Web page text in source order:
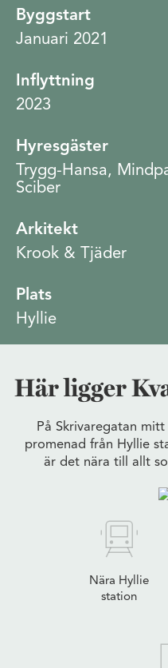
Byggstart
Januari 2021
Inflyttning
2023
Hyresgäster
Trygg-Hansa,
Sciber
Arkitekt
Krook & Tjäder
Plats
Hyllie
Här ligger
På Skrivaregatan
promenad från Hyllie
är det nära till allt
Nära Hyllie
station